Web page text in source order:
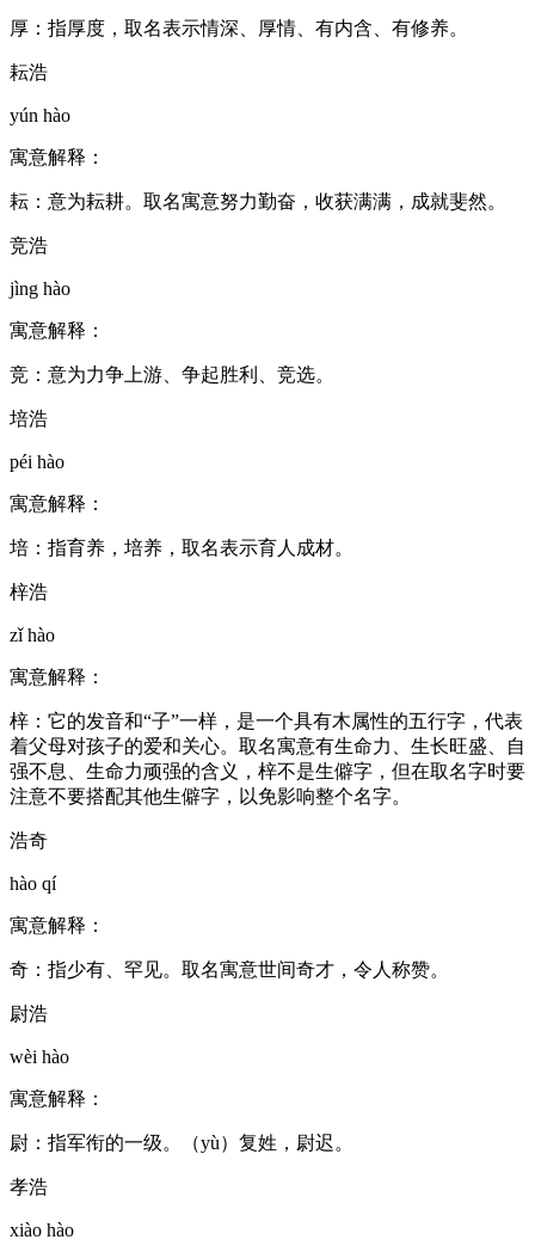
厚：指厚度，取名表示情深、厚情、有内含、有修养。
耘浩
yún hào
寓意解释：
耘：意为耘耕。取名寓意努力勤奋，收获满满，成就斐然。
竞浩
jìng hào
寓意解释：
竞：意为力争上游、争起胜利、竞选。
培浩
péi hào
寓意解释：
培：指育养，培养，取名表示育人成材。
梓浩
zǐ hào
寓意解释：
梓：它的发音和“子”一样，是一个具有木属性的五行字，代表
着父母对孩子的爱和关心。取名寓意有生命力、生长旺盛、自
强不息、生命力顽强的含义，梓不是生僻字，但在取名字时要
注意不要搭配其他生僻字，以免影响整个名字。
浩奇
hào qí
寓意解释：
奇：指少有、罕见。取名寓意世间奇才，令人称赞。
尉浩
wèi hào
寓意解释：
尉：指军衔的一级。（yù）复姓，尉迟。
孝浩
xiào hào